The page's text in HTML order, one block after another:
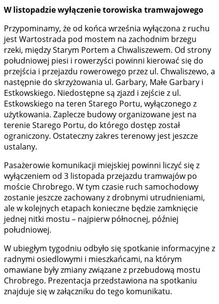
W listopadzie wyłączenie torowiska tramwajowego
Przypominamy, że od końca września wyłączona z ruchu
jest Wartostrada pod mostem na zachodnim brzegu
rzeki, między Starym Portem a Chwaliszewem. Od strony
południowej piesi i rowerzyści powinni kierować się do
przejścia i przejazdu rowerowego przez ul. Chwaliszewo, a
następnie do skrzyżowania ul. Garbary, Małe Garbary i
Estkowskiego. Niedostępne są zjazd i zejście z ul.
Estkowskiego na teren Starego Portu, wyłączonego z
użytkowania. Zaplecze budowy organizowane jest na
terenie Starego Portu, do którego dostęp został
ograniczony. Ostateczny zakres terenowy jest jeszcze
ustalany.
Pasażerowie komunikacji miejskiej powinni liczyć się z
wyłączeniem od 3 listopada przejazdu tramwajów po
moście Chrobrego. W tym czasie ruch samochodowy
zostanie jeszcze zachowany z drobnymi utrudnieniami,
ale w kolejnych etapach konieczne będzie zamknięcie
jednej nitki mostu – najpierw północnej, później
południowej.
W ubiegłym tygodniu odbyło się spotkanie informacyjne z
radnymi osiedlowymi i mieszkańcami, na którym
omawiane były zmiany związane z przebudową mostu
Chrobrego. Prezentacja przedstawiona na spotkaniu
znajduje się w załączniku do tego komunikatu.